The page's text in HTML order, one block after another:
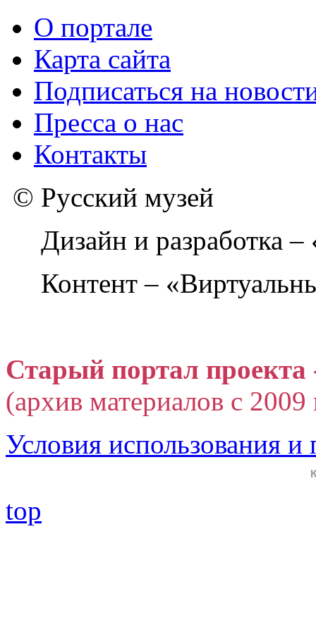
О портале
Карта сайта
Подписаться на
Пресса о нас
Контакты
© Русский музей
Дизайн и разработка
Контент –
Старый портал
(архив материалов с
Условия использования
top